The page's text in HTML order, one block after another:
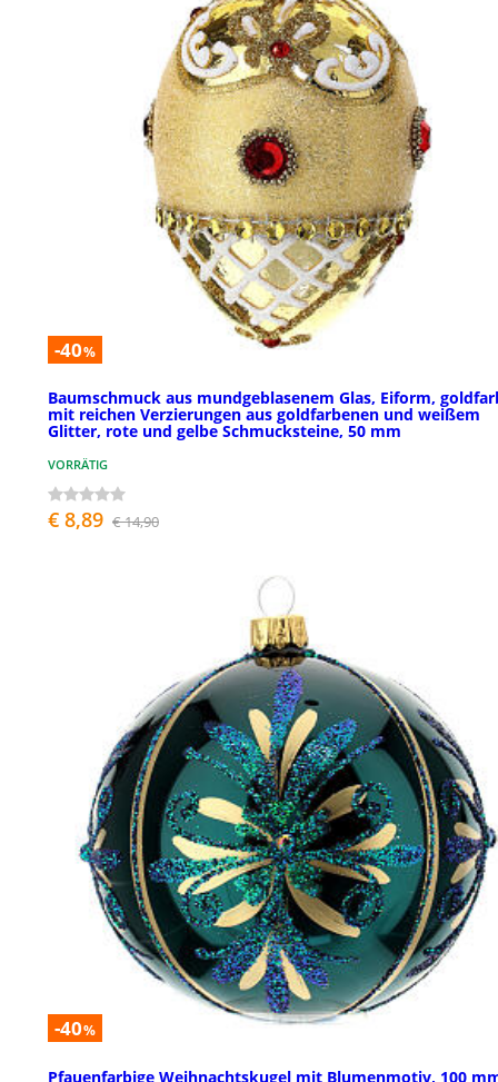
-40%
Baumschmuck aus mundgeblasenem Glas, Eiform,
mit reichen Verzierungen aus goldfarbenen und weißem
Glitter, rote und gelbe Schmucksteine, 50 mm
VORRÄTIG
€ 8,89 € 14,90
-40%
Pfauenfarbige Weihnachtskugel mit Blumenmotiv, 100